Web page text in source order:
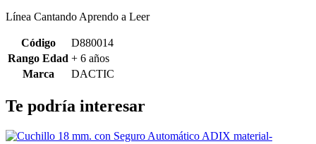
Línea Cantando Aprendo a Leer
Código
D880014
Rango Edad + 6 años
Marca
DACTIC
Te podría interesar